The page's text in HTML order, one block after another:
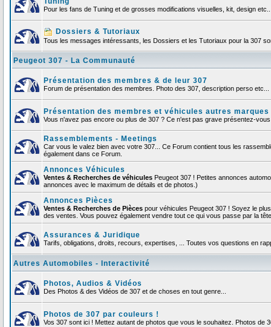
Pour les fans de Tuning et de grosses modifications visuelles, kit, design
Dossiers & Tutoriaux
Tous les messages intéressants, les Dossiers et les Tutoriaux pour la 307
Peugeot 307 - La Communauté
Présentation des membres & de leur 307
Forum de présentation des membres. Photo des 307, description perso
Présentation des membres et véhicules autres marques
Vous n'avez pas encore ou plus de 307 ? Ce n'est pas grave présentez-
Rassemblements - Meetings
Car vous le valez bien avec votre 307... Ce Forum contient tous les
également dans ce Forum.
Annonces Véhicules
Ventes & Recherches de véhicules Peugeot 307 ! Petites annonces
annonces avec le maximum de détails et de photos.)
Annonces Pièces
Ventes & Recherches de Pièces pour véhicules Peugeot 307 ! Soyez le
des ventes. Vous pouvez également vendre tout ce qui vous passe par la
Assurances & Juridique
Tarifs, obligations, droits, recours, expertises, ... Toutes vos questions en
Autres Automobiles - Interactivité
Photos, Audios & Vidéos
Des Photos & des Vidéos de 307 et de choses en tout genre...
Photos de 307 par couleurs !
Vos 307 sont ici ! Mettez autant de photos que vous le souhaitez. Photos de